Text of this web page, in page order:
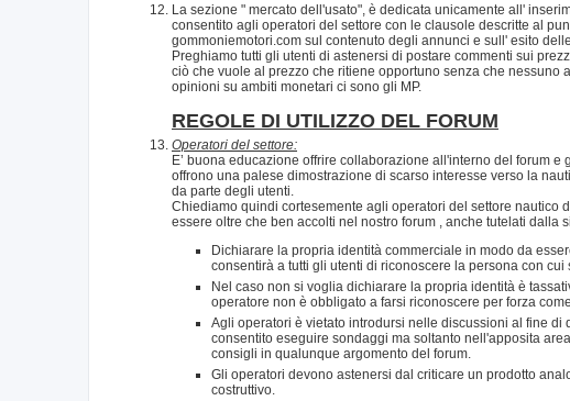
La sezione " mercato dell'usato", è dedicata unicamente all'
consentito agli operatori del settore con le clausole descritte al
gommoniemotori.com sul contenuto degli annunci e sull' esito
Preghiamo tutti gli utenti di astenersi di postare commenti sui
ciò che vuole al prezzo che ritiene opportuno senza che nessuno
opinioni su ambiti monetari ci sono gli MP.
REGOLE DI UTILIZZO DEL FORUM
Operatori del settore:
E’ buona educazione offrire collaborazione all'interno del forum
offrono una palese dimostrazione di scarso interesse verso la
da parte degli utenti.
Chiediamo quindi cortesemente agli operatori del settore nautico
essere oltre che ben accolti nel nostro forum , anche tutelati dalla
Dichiarare la propria identità commerciale in modo da
consentirà a tutti gli utenti di riconoscere la persona con cui
Nel caso non si voglia dichiarare la propria identità è
operatore non è obbligato a farsi riconoscere per forza
Agli operatori è vietato introdursi nelle discussioni al fine
consentito eseguire sondaggi ma soltanto nell'apposita
consigli in qualunque argomento del forum.
Gli operatori devono astenersi dal criticare un prodotto
costruttivo.